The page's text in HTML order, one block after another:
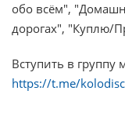
обо всём",
дорогах", "Куплю/
Вступить в
https://t.me/